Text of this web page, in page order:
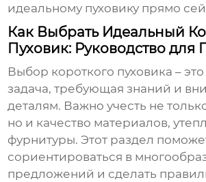
идеальному пуховику прямо
Как Выбрать Идеальный
Пуховик: Руководство для
Выбор короткого пуховика – это
задача, требующая знаний и
деталям. Важно учесть не
но и качество материалов,
фурнитуры. Этот раздел
сориентироваться в
предложений и сделать